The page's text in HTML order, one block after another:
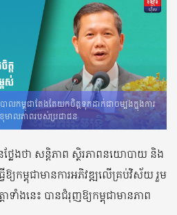
លកម្ពុជាតែងតែយកចិត្តទុកដាក់ជាចម្បងក្នុងការ
មាលភាពរបស់ប្រជាជន
ែងថា សន្តិភាព ស្ថិរភាពនយោបាយ និង
ឱ្យកម្ពុជាមានការអភិវឌ្ឍលើគ្រប់វិស័យ រួម
ាំងនេះ បានជំរុញឱ្យកម្ពុជាមានភាព